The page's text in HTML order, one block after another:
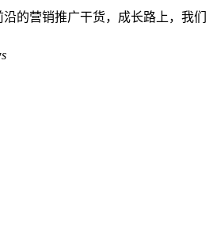
的营销推广干货，成长路上，我们